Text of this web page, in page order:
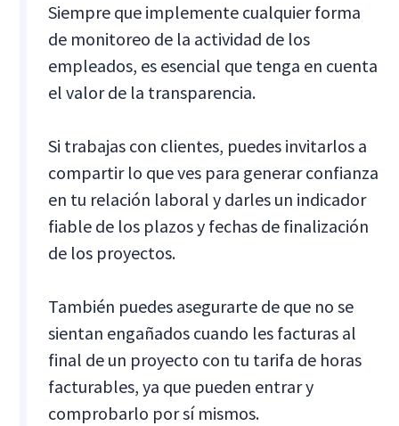
Siempre que implemente cualquier forma
de monitoreo de la actividad de los
empleados, es esencial que tenga en cuenta
el valor de la transparencia.
Si trabajas con clientes, puedes invitarlos a
compartir lo que ves para generar confianza
en tu relación laboral y darles un indicador
fiable de los plazos y fechas de finalización
de los proyectos.
También puedes asegurarte de que no se
sientan engañados cuando les facturas al
final de un proyecto con tu tarifa de horas
facturables, ya que pueden entrar y
comprobarlo por sí mismos.